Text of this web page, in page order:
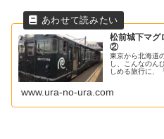
松前城下マグ
②
東京から北海道
し、こんなのん
しめる旅行に、
前マグロ祭り
一の目的は達成
www.ura-no-ura.com